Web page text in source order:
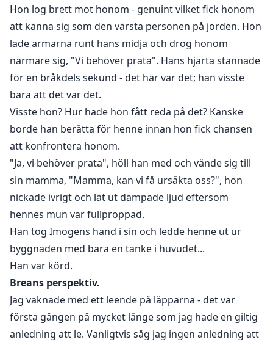
Hon hamnar i en annan flock med en Alfa, Brennon
Kane, som behandlar henne som en drottning och de
blir omedelbart förälskade.
Vad händer fem år senare när hennes partner och
tidigare Alfa, Jax Montero, besöker hennes nya flock
för att diskutera flockfrågor? Vad händer när han får
reda på att hon har ett barn med honom?
Hon log brett mot honom - genuint vilket fick honom
att känna sig som den värsta personen på jorden. Hon
lade armarna runt hans midja och drog honom
närmare sig, "Vi behöver prata". Hans hjärta stannade
för en bråkdels sekund - det här var det; han visste
bara att det var det.
Visste hon? Hur hade hon fått reda på det? Kanske
borde han berätta för henne innan hon fick chansen
att konfrontera honom.
"Ja, vi behöver prata", höll han med och vände sig till
sin mamma, "Mamma, kan vi få ursäkta oss?", hon
nickade ivrigt och lät ut dämpade ljud eftersom
hennes mun var fullproppad.
Han tog Imogens hand i sin och ledde henne ut ur
byggnaden med bara en tanke i huvudet...
Han var körd.
Breans perspektiv.
Jag vaknade med ett leende på läpparna - det var
första gången på mycket länge som jag hade en giltig
anledning att le. Vanligtvis såg jag ingen anledning att